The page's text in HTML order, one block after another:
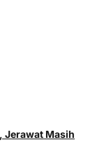
Jerawat Masih